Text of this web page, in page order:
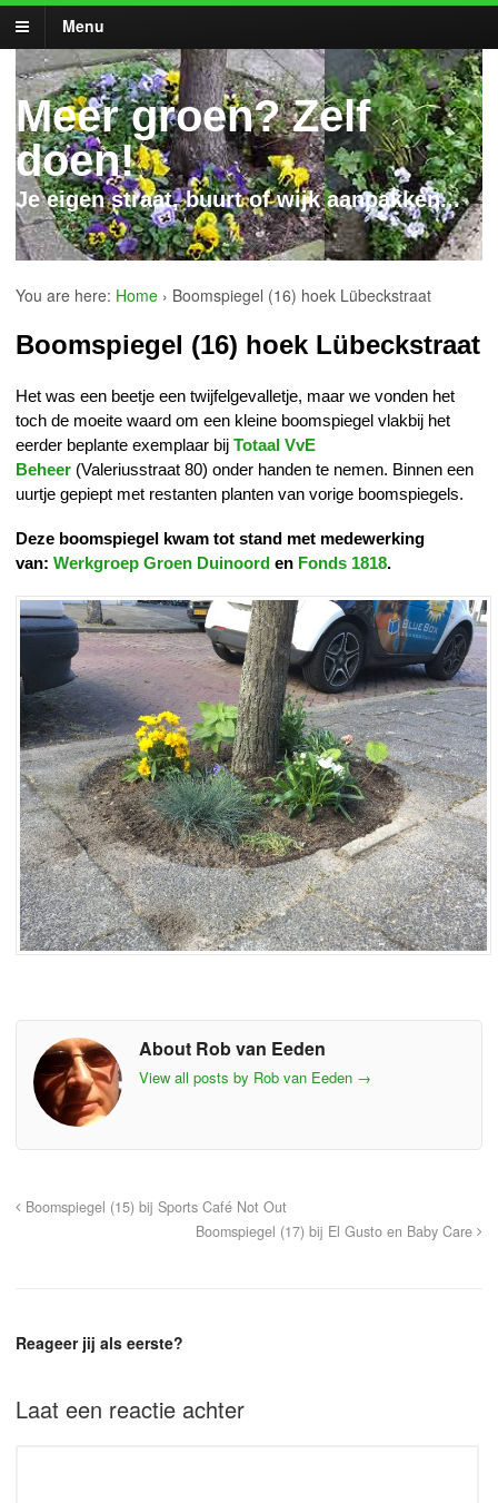
Menu
Meer groen? Zelf
doen!
Je eigen straat, buurt of wijk aanpakken...
You are here: Home › Boomspiegel (16) hoek Lübeckstraat
Boomspiegel (16) hoek Lübeckstraat
Het was een beetje een twijfelgevalletje, maar we vonden het
toch de moeite waard om een kleine boomspiegel vlakbij het
eerder beplante exemplaar bij Totaal VvE
Beheer (Valeriusstraat 80) onder handen te nemen. Binnen een
uurtje gepiept met restanten planten van vorige boomspiegels.
Deze boomspiegel kwam tot stand met medewerking
van: Werkgroep Groen Duinoord en Fonds 1818.
About Rob van Eeden
View all posts by Rob van Eeden →
Boomspiegel (15) bij Sports Café Not Out
Boomspiegel (17) bij El Gusto en Baby Care
Reageer jij als eerste?
Laat een reactie achter